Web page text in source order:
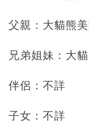
父親：大貓熊
兄弟姐妹：大
伴侶：不詳
子女：不詳